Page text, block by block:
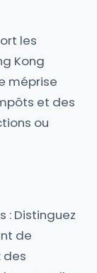
les
Kong
méprise
et des
ou
: Distinguez
de
des